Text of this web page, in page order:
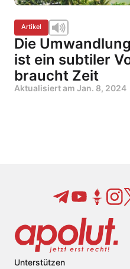
Artikel
Die
ist ein subtiler
braucht Zeit
Aktualisiert am Jan. 8, 2024
Unterstützen